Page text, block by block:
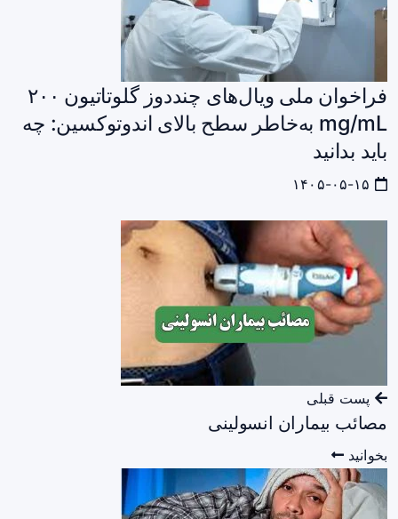
فراخوان ملی ویال‌های چنددوز گلوتاتیون ۲۰۰
mg/mL به‌خاطر سطح بالای اندوتوکسین: چه
باید بدانید
پست قبلی
مصائب بیماران انسولینی
بخوانید